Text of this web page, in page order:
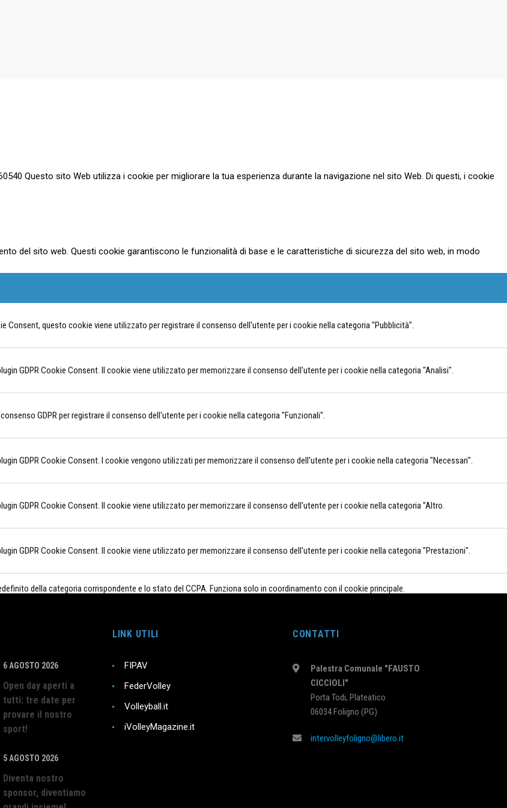
6 AGOSTO 2026
Open day aperti a
tutti: tre date per
provare il nostro
sport!
5 AGOSTO 2026
Diventa nostro
sponsor, diventiamo
LINK UTILI
FIPAV
FederVolley
Volleyball.it
iVolleyMagazine.it
CONTATTI
Palestra Comunale "FAUSTO
CICCIOLI"
Porta Todi, Plateatico
06034 Foligno (PG)
intervolleyfoligno@libero.it
Questo sito Web utilizza i cookie per migliorare la tua esperienza durante la navigazione nel sito Web. Di questi, i cookie
del sito web. Questi cookie garantiscono le funzionalità di base e le caratteristiche di sicurezza del sito web, in modo
Consent, questo cookie viene utilizzato per registrare il consenso dell'utente per i cookie nella categoria "Pubblicità".
GDPR Cookie Consent. Il cookie viene utilizzato per memorizzare il consenso dell'utente per i cookie nella categoria "Analisi".
GDPR per registrare il consenso dell'utente per i cookie nella categoria "Funzionali".
GDPR Cookie Consent. I cookie vengono utilizzati per memorizzare il consenso dell'utente per i cookie nella categoria "Necessari".
GDPR Cookie Consent. Il cookie viene utilizzato per memorizzare il consenso dell'utente per i cookie nella categoria "Altro.
GDPR Cookie Consent. Il cookie viene utilizzato per memorizzare il consenso dell'utente per i cookie nella categoria "Prestazioni".
della categoria corrispondente e lo stato del CCPA. Funziona solo in coordinamento con il cookie principale.
del contenuto del sito Web su piattaforme di social media, la raccolta di feedback e altre funzionalità di terze parti.
chiave delle prestazioni del sito Web che aiutano a fornire una migliore esperienza utente per i visitatori.
il sito web. Questi cookie aiutano a fornire informazioni sulle metriche del numero di visitatori, frequenza di rimbalzo, fonte